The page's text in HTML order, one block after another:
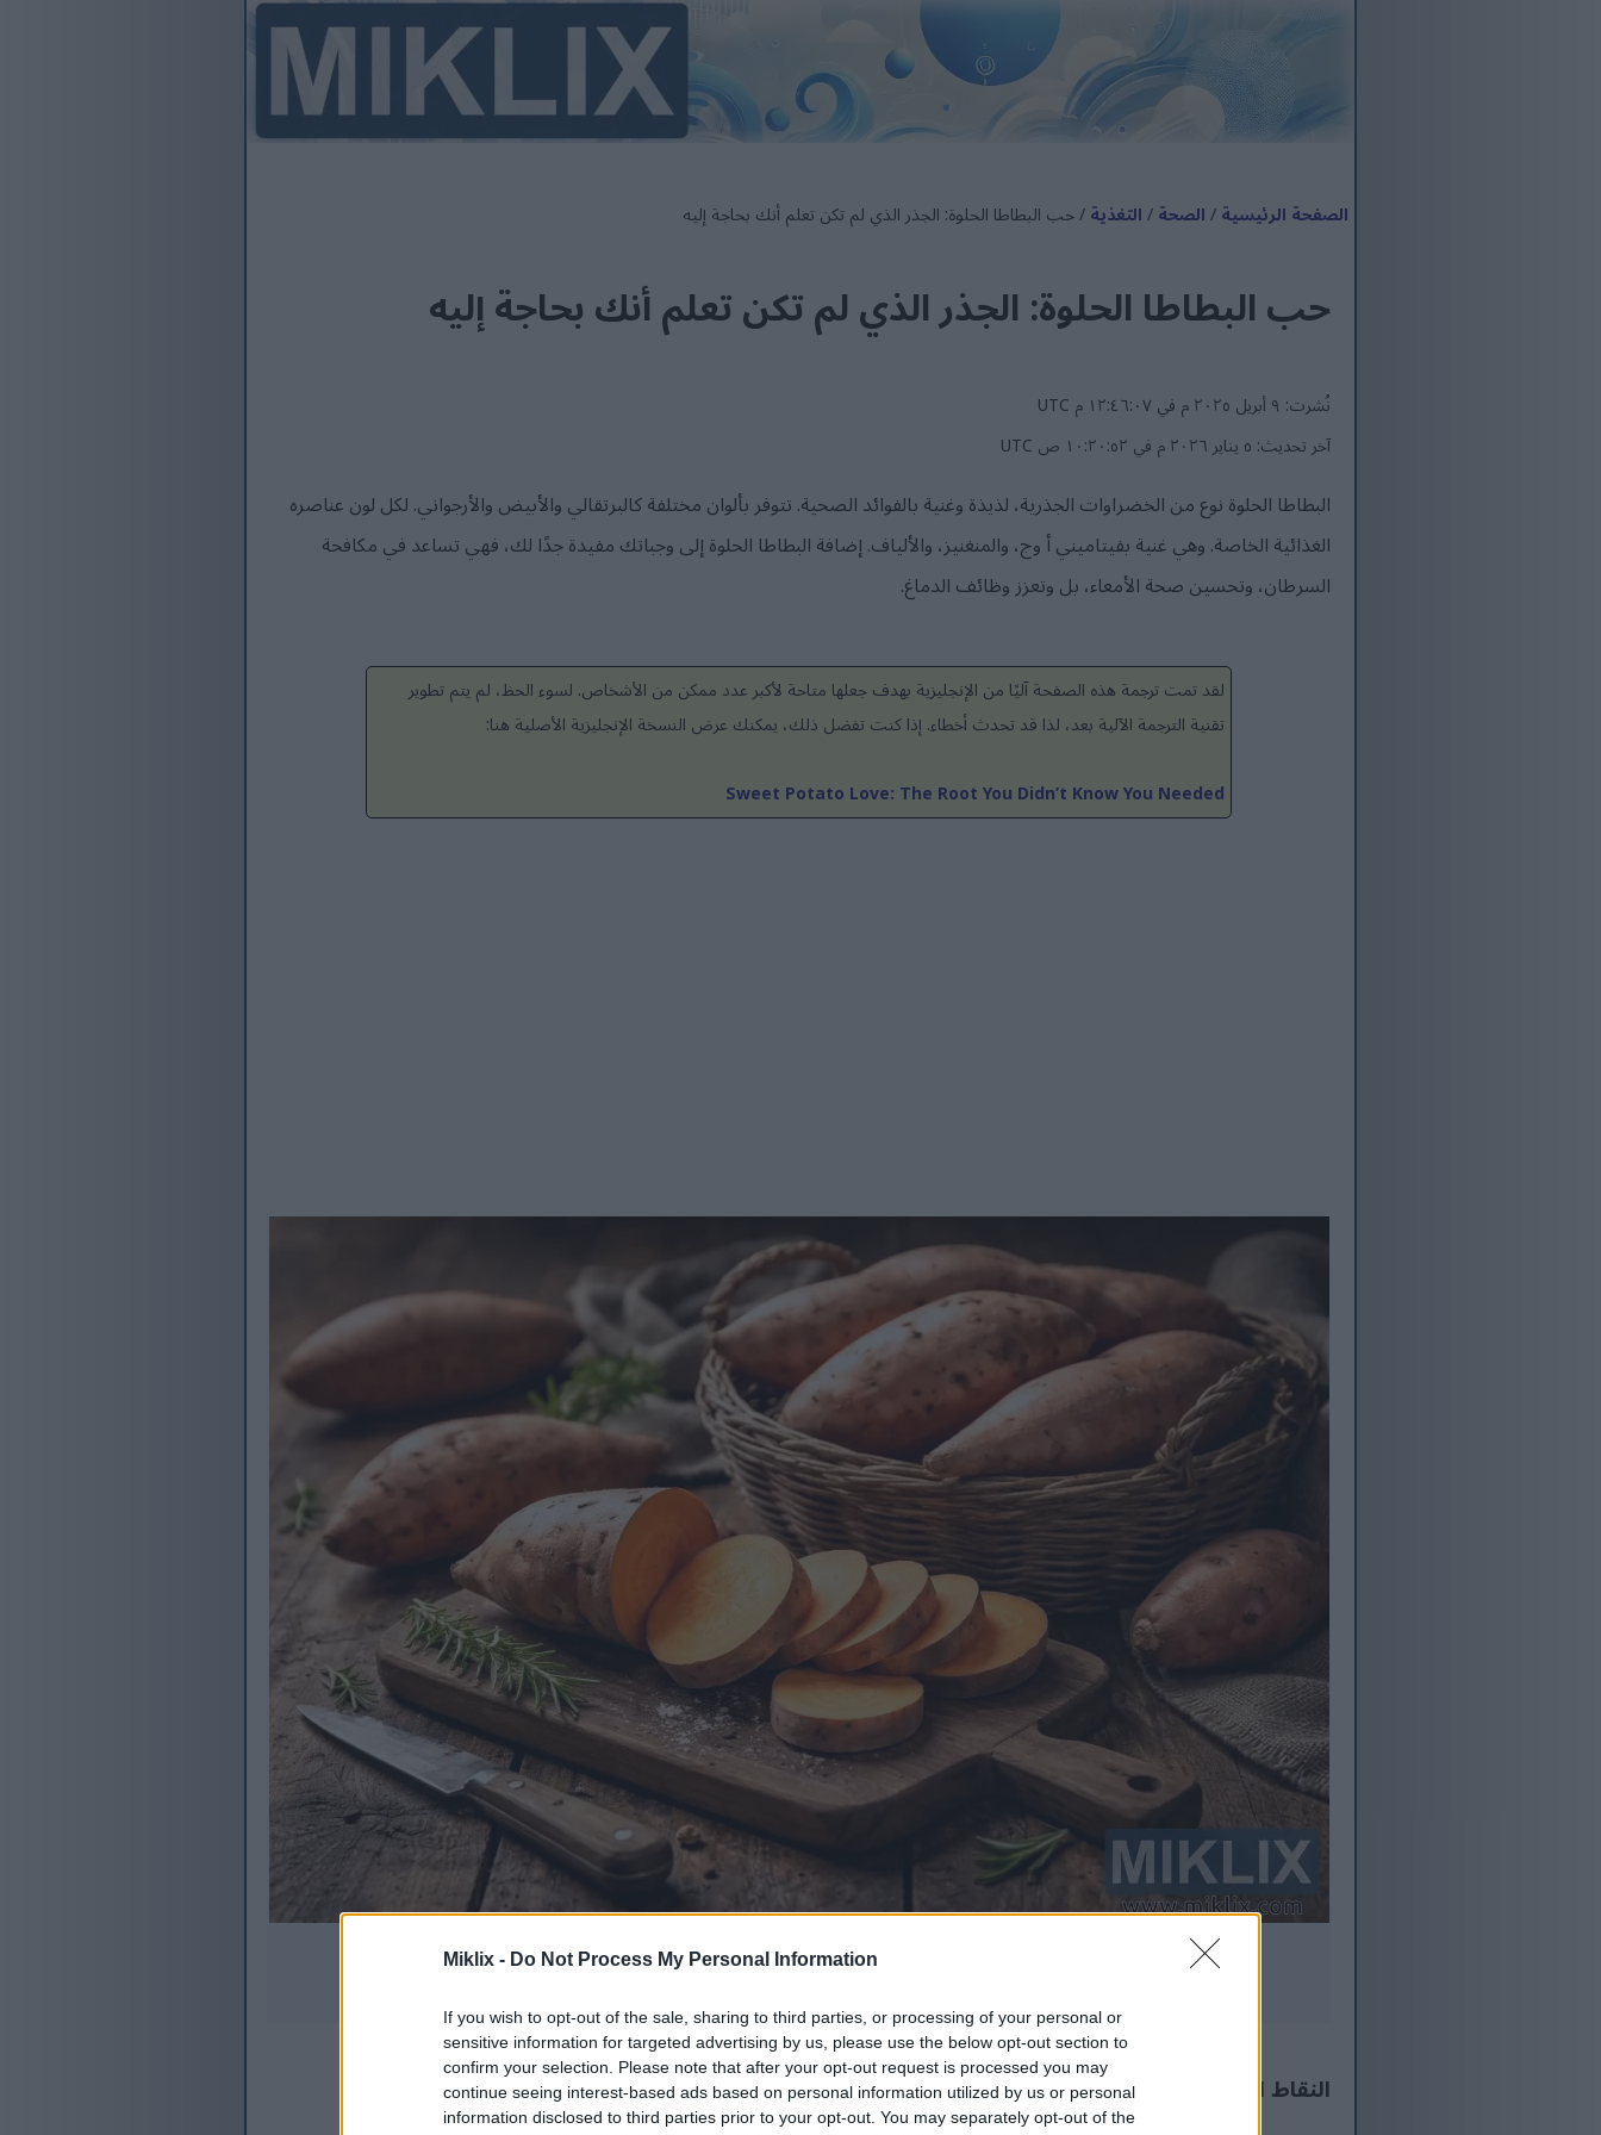
Miklix - Do Not Process My Personal Information
If you wish to opt-out of the sale, sharing to third parties, or processing of your personal or
sensitive information for targeted advertising by us, please use the below opt-out section to
confirm your selection. Please note that after your opt-out request is processed you may
continue seeing interest-based ads based on personal information utilized by us or personal
information disclosed to third parties prior to your opt-out. You may separately opt-out of the
الصفحة الرئيسية/الصحة/التغذية/ حب البطاطا الحلوة: الجذر الذي لم تكن تعلم أنك بحاجة إليه
حب البطاطا الحلوة: الجذر الذي لم تكن تعلم أنك بحاجة إليه
نُشرت: ٩ أبريل ٢٠٢٥ م في ١٢:٤٦:٠٧ م UTC
آخر تحديث: ٥ يناير ٢٠٢٦ م في ١٠:٢٠:٥٢ ص UTC
البطاطا الحلوة نوع من الخضراوات الجذرية، لذيذة وغنية بالفوائد الصحية. تتوفر بألوان مختلفة كالبرتقالي والأبيض والأرجواني. لكل لون عناصره
الغذائية الخاصة. وهي غنية بفيتاميني أ وج، والمنغنيز، والألياف. إضافة البطاطا الحلوة إلى وجباتك مفيدة جدًا لك، فهي تساعد في مكافحة
السرطان، وتحسين صحة الأمعاء، بل وتعزز وظائف الدماغ.
لقد تمت ترجمة هذه الصفحة آليًا من الإنجليزية بهدف جعلها متاحة لأكبر عدد ممكن من الأشخاص. لسوء الحظ، لم يتم تطوير
تقنية الترجمة الآلية بعد، لذا قد تحدث أخطاء. إذا كنت تفضل ذلك، يمكنك عرض النسخة الإنجليزية الأصلية هنا:
Sweet Potato Love: The Root You Didn’t Know You Needed
شرائح البطاطا الحلوة على لوح تقطيع خشبي ريفي مع سلة من البطاطا الحلوة الكاملة وإكليل الجبل على طاولة منزل ريفي.
النقاط الرئيسية